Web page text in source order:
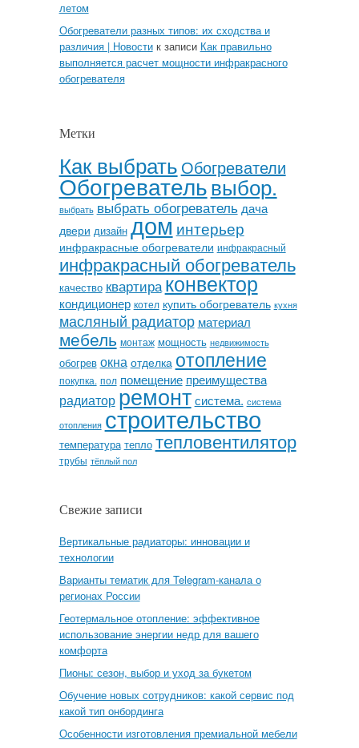
летом
Обогреватели разных типов: их сходства и
различия | Новостик записи Как правильно
выполняется расчет мощности инфракрасного
обогревателя
Метки
Как выбрать Обогреватели
Обогревательвыбор.
выбрать выбрать обогреватель дача
двери дизайн дом интерьер
инфракрасные обогреватели инфракрасный
инфракрасный обогреватель
качество квартираконвектор
кондиционер котел купить обогреватель кухня
масляный радиатор материал
мебель монтаж мощность недвижимость
обогрев окна отделка отопление
покупка. пол помещение преимущества
радиатор ремонт система. система
отопления строительство
температура тепло тепловентилятор
трубы тёплый пол
Свежие записи
Вертикальные радиаторы: инновации и
технологии
Варианты тематик для Telegram-канала о
регионах России
Геотермальное отопление: эффективное
использование энергии недр для вашего
комфорта
Пионы: сезон, выбор и уход за букетом
Обучение новых сотрудников: какой сервис под
какой тип онбординга
Особенности изготовления премиальной мебели